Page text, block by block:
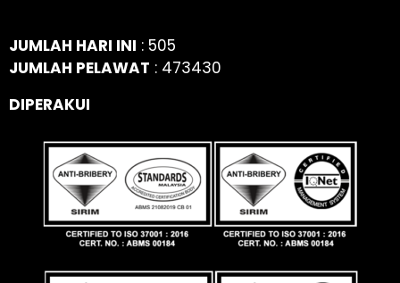
JUMLAH HARI INI : 505
JUMLAH PELAWAT : 473430
DIPERAKUI